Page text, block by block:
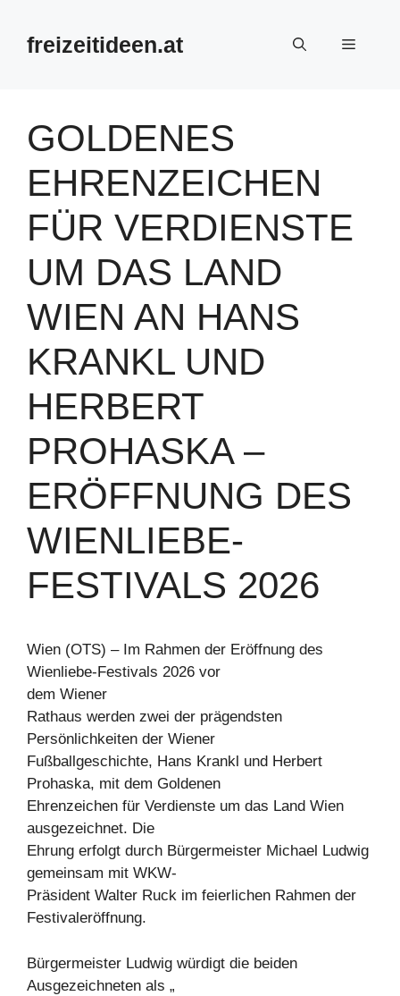
Inhalt
springenfreizeitideen.at Menü
GOLDENES
EHRENZEICHEN
FÜR VERDIENSTE
UM DAS LAND
WIEN AN HANS
KRANKL UND
HERBERT
PROHASKA –
ERÖFFNUNG DES
WIENLIEBE-
FESTIVALS 2026
Wien (OTS) – Im Rahmen der Eröffnung des
Wienliebe-Festivals 2026 vor
dem Wiener
Rathaus werden zwei der prägendsten
Persönlichkeiten der Wiener
Fußballgeschichte, Hans Krankl und Herbert
Prohaska, mit dem Goldenen
Ehrenzeichen für Verdienste um das Land Wien
ausgezeichnet. Die
Ehrung erfolgt durch Bürgermeister Michael Ludwig
gemeinsam mit WKW-
Präsident Walter Ruck im feierlichen Rahmen der
Festivaleröffnung.
Bürgermeister Ludwig würdigt die beiden
Ausgezeichneten als „